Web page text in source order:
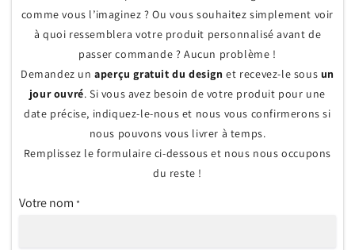
comme vous l’imaginez ? Ou vous souhaitez simplement voir
à quoi ressemblera votre produit personnalisé avant de
passer commande ? Aucun problème !
Demandez unaperçu gratuit du design et recevez-le sous un
jour ouvré. Si vous avez besoin de votre produit pour une
date précise, indiquez-le-nous et nous vous confirmerons si
nous pouvons vous livrer à temps.
Remplissez le formulaire ci-dessous et nous nous occupons
du reste !
Votre nom *